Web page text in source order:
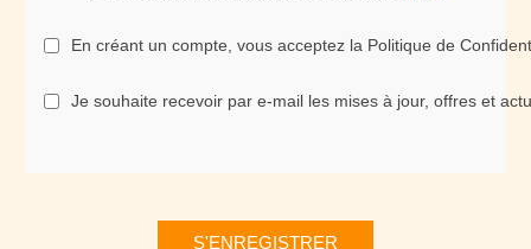
En créant un compte, vous acceptez la Politique de
Je souhaite recevoir par e-mail les mises à jour, offres et
S'ENREGISTRER